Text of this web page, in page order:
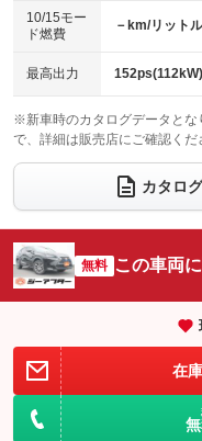
ベンチシート
：装備なし
チップアップシート
：装備なし
：装備なし
ウォークスルー
：装備なし
電動リアゲート
：装備あり
サイドカメラ
：装備あり
：装備なし
10/15モー
ド燃費
－km/リットル
最高出力
※新車時のカタログデータとな
で、詳細は販売店にご確認くだ
カタロ
無料 この車両
在